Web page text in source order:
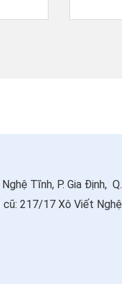
Tĩnh, P. Gia Định, Q.
cũ: 217/17 Xô Viết Nghệ